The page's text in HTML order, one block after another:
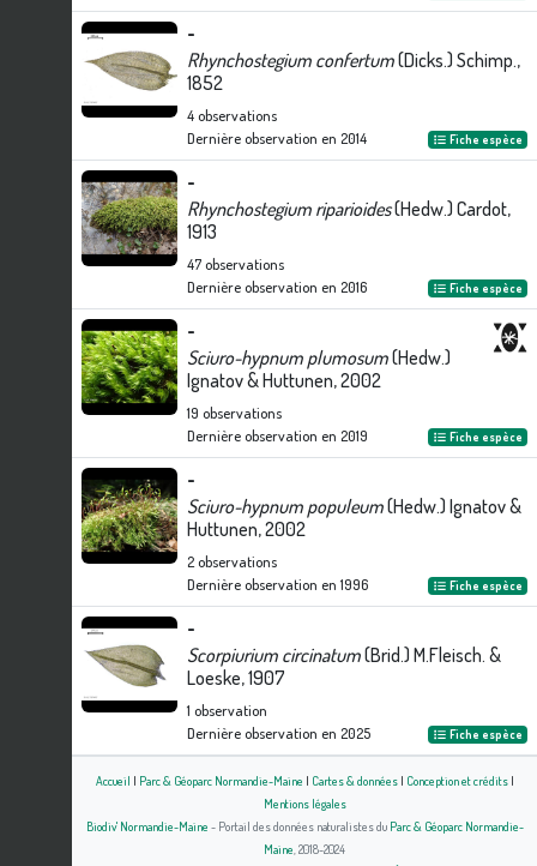
-
Rhynchostegium confertum(Dicks.) Schimp.,
1852
4observations
Dernière observation en 2014 Fiche espèce
-
Rhynchostegium riparioides(Hedw.) Cardot,
1913
47observations
Dernière observation en 2016 Fiche espèce
-
Sciuro-hypnum plumosum(Hedw.)
Ignatov & Huttunen, 2002
19 observations
Dernière observation en 2019 Fiche espèce
-
Sciuro-hypnum populeum(Hedw.) Ignatov &
Huttunen, 2002
2observations
Dernière observation en 1996 Fiche espèce
-
Scorpiurium circinatum(Brid.) M.Fleisch. &
Loeske, 1907
1 observation
Dernière observation en 2025 Fiche espèce
Accueil | Parc & Géoparc Normandie-Maine | Cartes & données| Conception et crédits|
Mentions légales
Biodiv' Normandie-Maine - Portail des données naturalistes du Parc & Géoparc Normandie-
Maine , 2018-2024